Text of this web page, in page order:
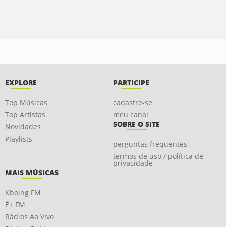
EXPLORE
Top Músicas
Top Artistas
Novidades
Playlists
PARTICIPE
cadastre-se
meu canal
SOBRE O SITE
perguntas frequentes
termos de uso / política de
privacidade
MAIS MÚSICAS
Kboing FM
É+ FM
Rádios Ao Vivo